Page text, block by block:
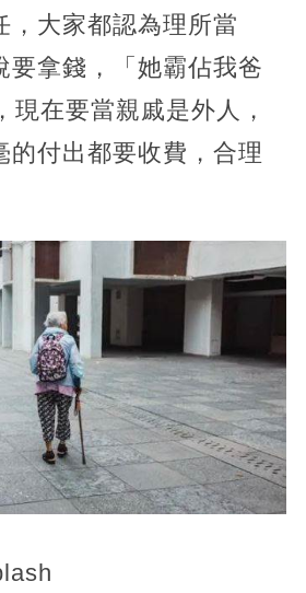
，大家都認為理所當
要拿錢，「她霸佔我爸
現在要當親戚是外人，
的付出都要收費，合理